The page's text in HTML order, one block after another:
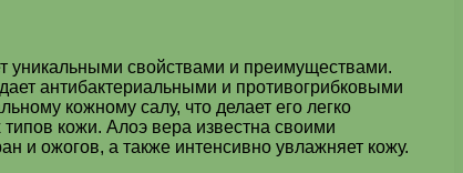
уникальными свойствами и преимуществами.
антибактериальными и противогрибковыми
кожному салу, что делает его легко
кожи. Алоэ вера известна своими
и ожогов, а также интенсивно увлажняет кожу.